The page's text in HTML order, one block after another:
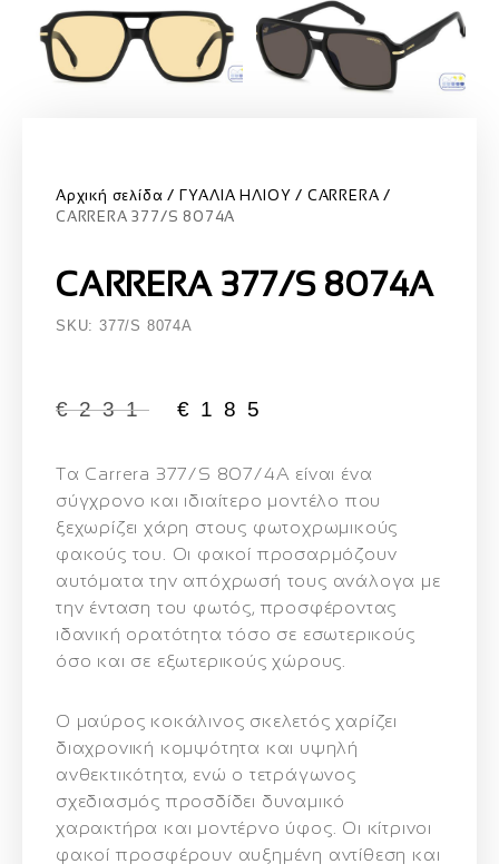
Αρχική σελίδα ΓΥΑΛΙΑ ΗΛΙΟΥ
CARRERA
CARRERA 377/S 8074A
CARRERA 377/S 8074A
SKU: 377/S 8074A
€231 € 185
Τα Carrera 377/S 807/4A είναι ένα
σύγχρονο και ιδιαίτερο μοντέλο που
ξεχωρίζει χάρη στους φωτοχρωμικούς
φακούς του. Οι φακοί προσαρμόζουν
αυτόματα την απόχρωσή τους ανάλογα με
την ένταση του φωτός, προσφέροντας
ιδανική ορατότητα τόσο σε εσωτερικούς
όσο και σε εξωτερικούς χώρους.
Ο μαύρος κοκάλινος σκελετός χαρίζει
διαχρονική κομψότητα και υψηλή
ανθεκτικότητα, ενώ ο τετράγωνος
σχεδιασμός προσδίδει δυναμικό
χαρακτήρα και μοντέρνο ύφος. Οι κίτρινοι
φακοί προσφέρουν αυξημένη αντίθεση και